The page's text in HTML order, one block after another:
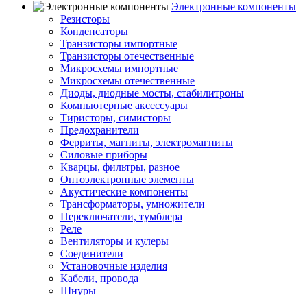
Электронные компоненты
Резисторы
Конденсаторы
Транзисторы импортные
Транзисторы отечественные
Микросхемы импортные
Микросхемы отечественные
Диоды, диодные мосты, стабилитроны
Компьютерные аксессуары
Тиристоры, симисторы
Предохранители
Ферриты, магниты, электромагниты
Силовые приборы
Кварцы, фильтры, разное
Оптоэлектронные элементы
Акустические компоненты
Трансформаторы, умножители
Переключатели, тумблера
Реле
Вентиляторы и кулеры
Соединители
Установочные изделия
Кабели, провода
Шнуры